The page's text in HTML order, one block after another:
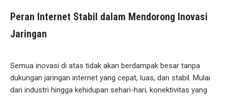
Peran Internet Stabil dalam Mendorong Inovasi
Jaringan
Semua inovasi di atas tidak akan berdampak besar tanpa
dukungan jaringan internet yang cepat, luas, dan stabil. Mulai
dari industri hingga kehidupan sehari-hari, konektivitas yang